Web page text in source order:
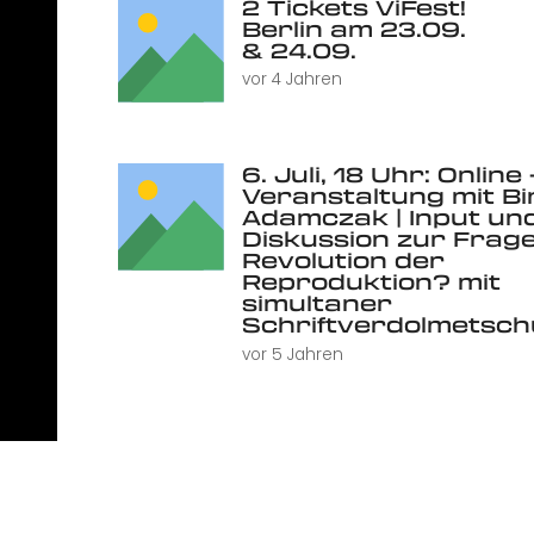
2 Tickets ViFest!
Berlin am 23.09.
& 24.09.
vor 4 Jahren
6. Juli, 18 Uhr: Online
Veranstaltung mit
Adamczak | Input
Diskussion zur
Revolution der
Reproduktion? mit
simultaner
vor 5 Jahren